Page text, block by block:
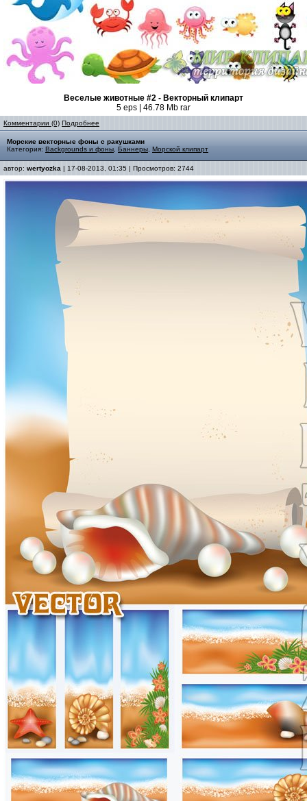
Веселые животные #2 - Векторный клипарт
5 eps | 46.78 Mb rar
Комментарии (0) Подробнее
Морские векторные фоны с ракушками
Категория: Backgrounds и фоны Баннеры Морской клипарт
автор: wertyozka | 17-08-2013, 01:35 | Просмотров: 2744